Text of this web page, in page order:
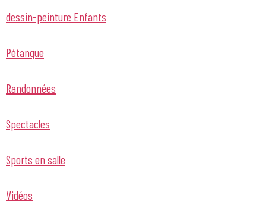
dessin-peinture Enfants
Pétanque
Randonnées
Spectacles
Sports en salle
Vidéos